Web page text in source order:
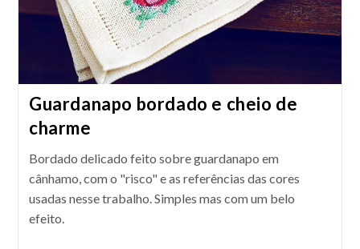
Guardanapo bordado e cheio de
charme
Bordado delicado feito sobre guardanapo em
cânhamo, com o "risco" e as referências das cores
usadas nesse trabalho. Simples mas com um belo
efeito.